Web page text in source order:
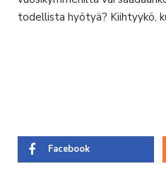
todellista hyötyä? Kiihtyykö,
Facebook